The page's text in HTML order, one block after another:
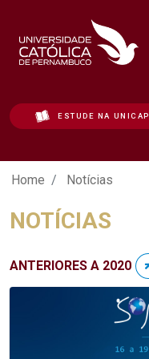
ESTUDE NA UNICAP
Notícias - Unicap
Home Notícias
NOTÍCIAS
ANTERIORES A 2020